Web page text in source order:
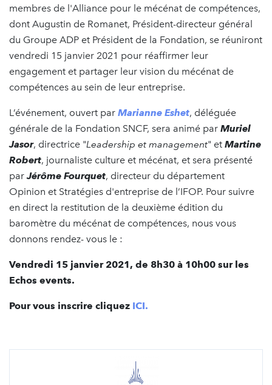
membres de l'Alliance pour le mécénat de compétences,
dont Augustin de Romanet, Président-directeur général
du Groupe ADP et Président de la Fondation, se réuniront
vendredi 15 janvier 2021 pour réaffirmer leur
engagement et partager leur vision du mécénat de
compétences au sein de leur entreprise.
L’événement, ouvert par Marianne Eshet, déléguée
générale de la Fondation SNCF, sera animé par Muriel
Jasor, directrice "Leadership et management" et Martine
Robert, journaliste culture et mécénat, et sera présenté
parJérôme Fourquet, directeur du département
Opinion et Stratégies d'entreprise de l’IFOP. Pour suivre
en direct la restitution de la deuxième édition du
baromètre du mécénat de compétences, nous vous
donnons rendez- vous le :
Vendredi 15 janvier 2021, de 8h30 à 10h00 sur les
Echos events.
Pour vous inscrire cliquez ICI.